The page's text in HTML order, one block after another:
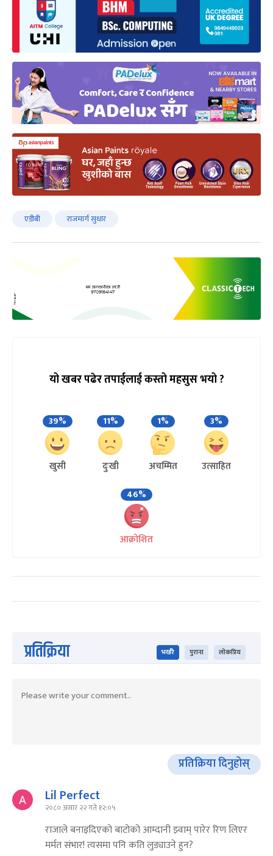
एडीबी राजमार्ग सुधार
यो खबर पढेर तपाईलाई कस्तो महसुस भयो ?
39%
खुसी
11%
दुःखी
1%
अचम्मित
3%
उत्साहित
46%
आक्रोशित
प्रतिक्रिया भर्खरै पुराना लोकप्रिय
प्रतिक्रिया दिनुहोस्
Lil Perfect
२०८० असार २२ गते १२:०५
राजाले बनाइदिएको बाटोको आम्दानी झ्वाम् पारेर रिण लिएर
मर्मत संभार! त्यसमा पनि कति लुड्याउने हुन?